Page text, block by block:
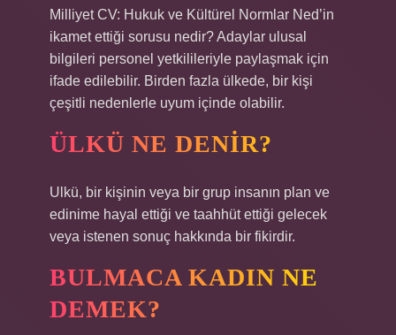
Milliyet CV: Hukuk ve Kültürel Normlar Ned’in
ikamet ettiği sorusu nedir? Adaylar ulusal
bilgileri personel yetkilileriyle paylaşmak için
ifade edilebilir. Birden fazla ülkede, bir kişi
çeşitli nedenlerle uyum içinde olabilir.
ÜLKÜ NE DENIR?
Ulkü, bir kişinin veya bir grup insanın plan ve
edinime hayal ettiği ve taahhüt ettiği gelecek
veya istenen sonuç hakkında bir fikirdir.
BULMACA KADIN NE
DEMEK?